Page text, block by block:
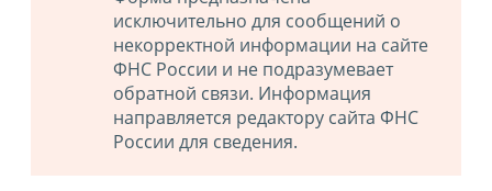
исключительно для сообщений о
некорректной информации на сайте
ФНС России и не подразумевает
обратной связи. Информация
направляется редактору сайта ФНС
России для сведения.